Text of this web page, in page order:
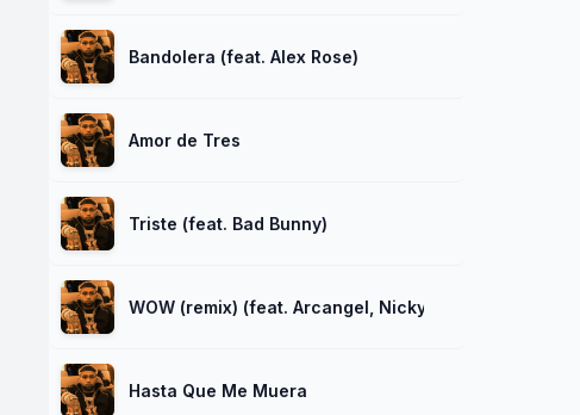
Bandolera (feat. Alex Rose)
Amor de Tres
Triste (feat. Bad Bunny)
WOW (remix) (feat. Arcangel, Nicky Jam, El Alfa y
Hasta Que Me Muera